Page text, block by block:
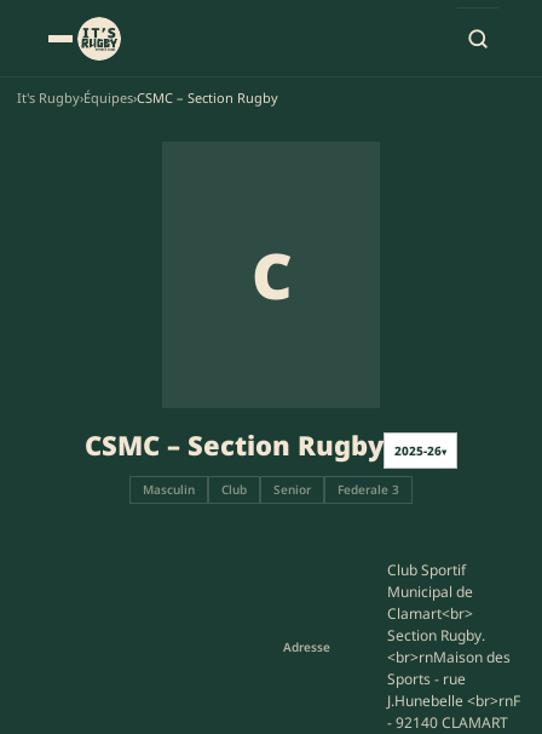
It's Rugby›Équipes›CSMC – Section Rugby
C
CSMC – Section Rugby 2025-26▾
Masculin Club Senior Federale 3
Adresse
Club Sportif
Municipal de
Clamart<br>
Section Rugby.
<br>rnMaison des
Sports - rue
J.Hunebelle <br>rnF
- 92140 CLAMART